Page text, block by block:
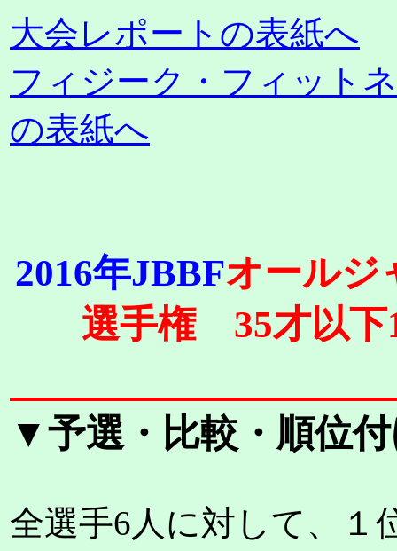
大会レポートの表紙へ
フィジーク・フィット
の表紙へ
2016年JBBFオールジ
選手権 35才以下
▼予選・比較・順位
全選手6人に対して、１